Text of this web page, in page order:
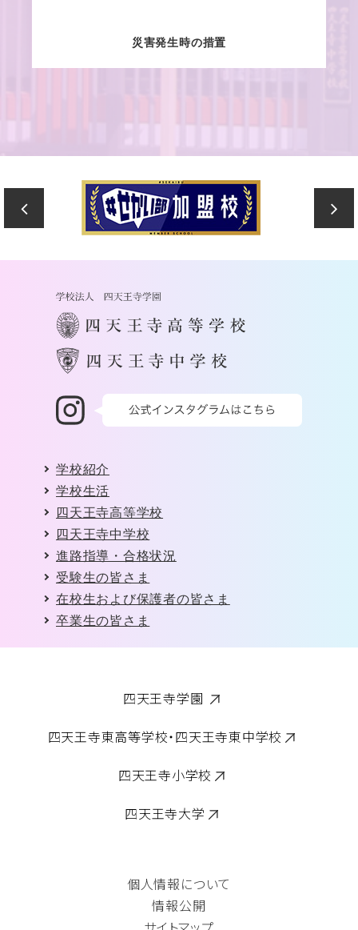
災害発生時の措置
学校紹介
学校生活
四天王寺高等学校
四天王寺中学校
進路指導・合格状況
受験生の皆さま
在校生および保護者の皆さま
卒業生の皆さま
四天王寺学園
四天王寺東高等学校・四天王寺東中学校
四天王寺小学校
四天王寺大学
個人情報について
情報公開